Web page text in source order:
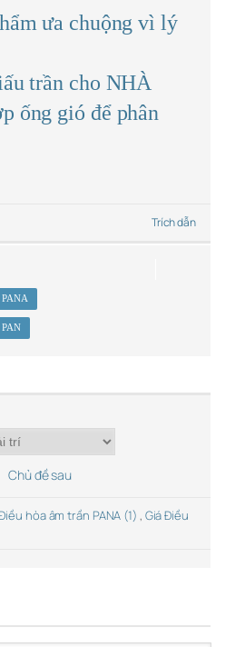
ưa chuộng vì lý
trần cho NHÀ
ống gió để phân
Trích dẫn
Chủ đề sau
hòa âm trần PANA (1) , Giá Điều